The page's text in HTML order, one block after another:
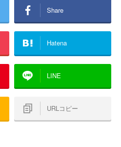
Share
Hatena
LINE
URLコピー